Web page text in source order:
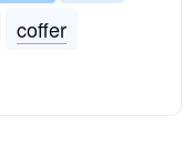
coffer